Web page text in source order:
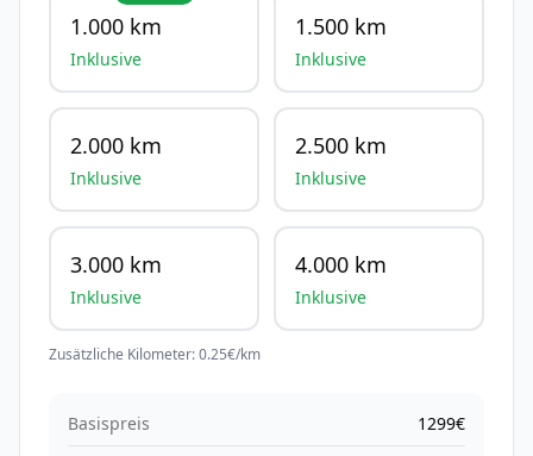
1.000 km
Inklusive
1.500 km
Inklusive
2.000 km
Inklusive
2.500 km
Inklusive
3.000 km
Inklusive
4.000 km
Inklusive
Zusätzliche Kilometer:0.25€/km
Basispreis 1299€